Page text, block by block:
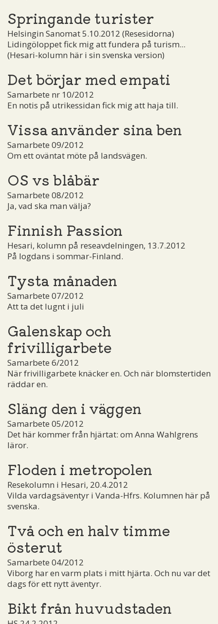
Springande turister
Helsingin Sanomat 5.10.2012 (Resesidorna)
Lidingöloppet fick mig att fundera på turism...
(Hesari-kolumn här i sin svenska version)
Det börjar med empati
Samarbete nr 10/2012
En notis på utrikessidan fick mig att haja till.
Vissa använder sina ben
Samarbete 09/2012
Om ett oväntat möte på landsvägen.
OS vs blåbär
Samarbete 08/2012
Ja, vad ska man välja?
Finnish Passion
Hesari, kolumn på reseavdelningen, 13.7.2012
På logdans i sommar-Finland.
Tysta månaden
Samarbete 07/2012
Att ta det lugnt i juli
Galenskap och
frivilligarbete
Samarbete 6/2012
När frivilligarbete knäcker en. Och när blomstertiden
räddar en.
Släng den i väggen
Samarbete 05/2012
Det här kommer från hjärtat: om Anna Wahlgrens
läror.
Floden i metropolen
Resekolumn i Hesari, 20.4.2012
Vilda vardagsäventyr i Vanda-Hfrs. Kolumnen här på
svenska.
Två och en halv timme
österut
Samarbete 04/2012
Viborg har en varm plats i mitt hjärta. Och nu var det
dags för ett nytt äventyr.
Bikt från huvudstaden